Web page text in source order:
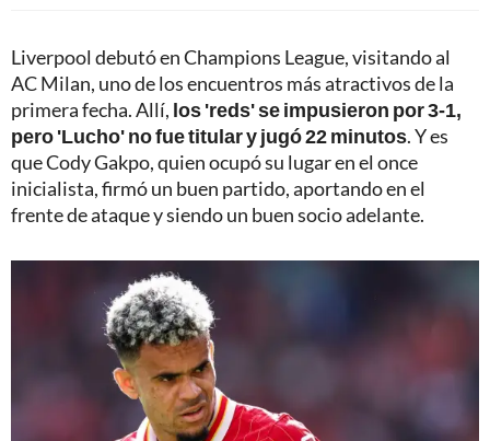
Liverpool debutó en Champions League, visitando al
AC Milan, uno de los encuentros más atractivos de la
primera fecha. Allí, los 'reds' se impusieron por 3-1,
pero 'Lucho' no fue titular y jugó 22 minutos. Y es
que Cody Gakpo, quien ocupó su lugar en el once
inicialista, firmó un buen partido, aportando en el
frente de ataque y siendo un buen socio adelante.